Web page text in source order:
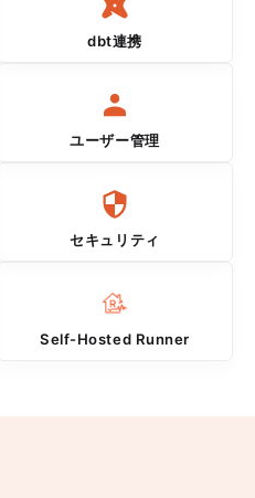
dbt連携
ユーザー管理
セキュリティ
Self-Hosted Runner